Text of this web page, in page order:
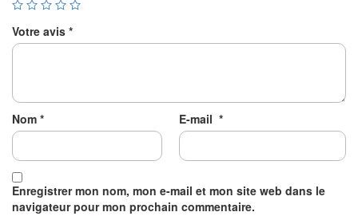
Votre avis *
Nom * E-mail *
Enregistrer mon nom, mon e-mail et mon site web dans le
navigateur pour mon prochain commentaire.